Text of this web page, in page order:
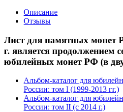
Описание
Отзывы
Лист для памятных монет
г. является продолжением
юбилейных монет РФ (в
Альбом-каталог для
России: том I (1999-2013 гг.)
Альбом-каталог для
России: том II (с 2014 г.)